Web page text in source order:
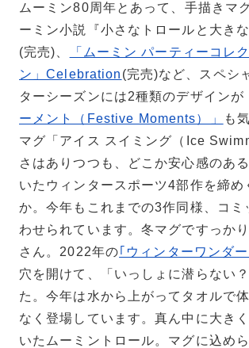
スクエアプレート12×12cm
ムーミン80周年とあって、手描きマ
ーミン小説『小さなトロールと大き
(完売)、
「ムーミン パーティーコレ
ン」Celebration (完売)など、スペシ
ターシーズンには2種類のデザイン
ーメント（Festive Moments）」
も
マグ「アイス スイミング（Ice
さはありつつも、どこか安心感のあ
いたウィンタースポーツ4部作を締
か。今年もこれまでの3作同様、コ
わせられています。冬マグですっか
さん。2022年の｢ウィンターワンダ
穴を開けて、「いっしょに潜らない
た。今年は水から上がってタオルで
なく登場しています。真ん中に大き
いたムーミントロール。マグに込め